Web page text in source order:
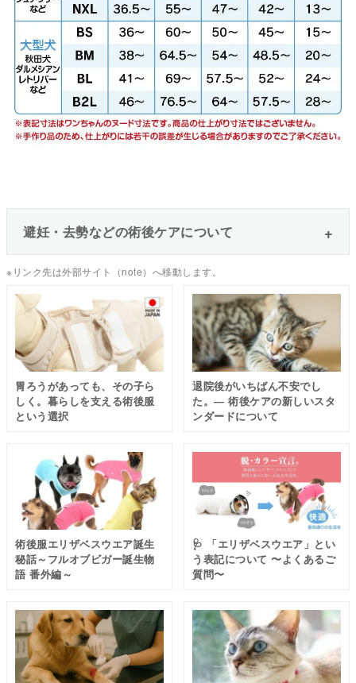
避妊・去勢などの術後ケアについて
「退院後の時間」
の存在が、心強い支えになります。
※リンク先は外部サイト（note）へ移動します。
胃ろうがあっても、その子ら
しく。暮らしを支える術後服
という選択
退院後がいちばん不安でし
た。― 術後ケアの新しいスタ
ンダードについて
術後服エリザベスウエア誕生
秘話～フルオブビガー誕生物
語 番外編～
🩺 「エリザベスウエア」とい
う表記について 〜よくあるご
質問〜